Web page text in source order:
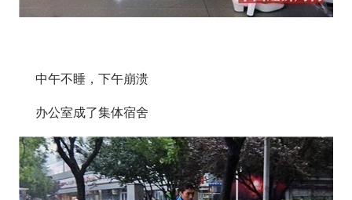
中午不睡，下午崩溃
办公室成了集体宿舍